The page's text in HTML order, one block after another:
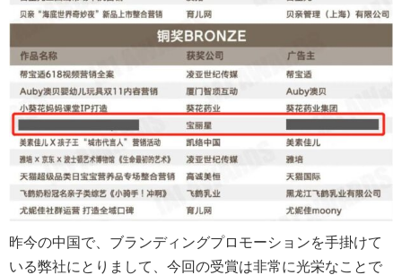
昨今の中国で、ブランディングプロモーションを手掛けて
いる弊社にとりまして、今回の受賞は非常に光栄なことで